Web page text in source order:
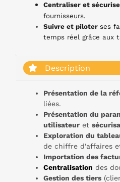
Centraliser et
fournisseurs.
Suivre et piloter ses
temps réel grâce aux
Description
Présentation de la
liées.
Présentation du
utilisateur et
Exploration du
de chiffre d'affaires
Importation des
Centralisation des
Gestion des tiers